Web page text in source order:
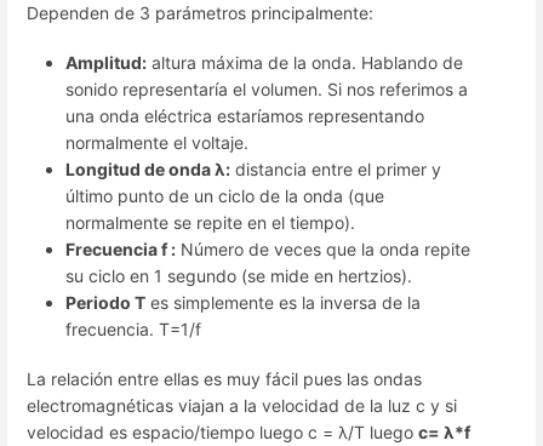
Dependen de 3 parámetros principalmente:
Amplitud: altura máxima de la onda. Hablando de
sonido representaría el volumen. Si nos referimos a
una onda eléctrica estaríamos representando
normalmente el voltaje.
Longitud de onda λ: distancia entre el primer y
último punto de un ciclo de la onda (que
normalmente se repite en el tiempo).
Frecuencia f : Número de veces que la onda repite
su ciclo en 1 segundo (se mide en hertzios).
Periodo T es simplemente es la inversa de la
frecuencia. T=1/f
La relación entre ellas es muy fácil pues las ondas
electromagnéticas viajan a la velocidad de la luz c y si
velocidad es espacio/tiempo luego c = λ/T luego c= λ*f